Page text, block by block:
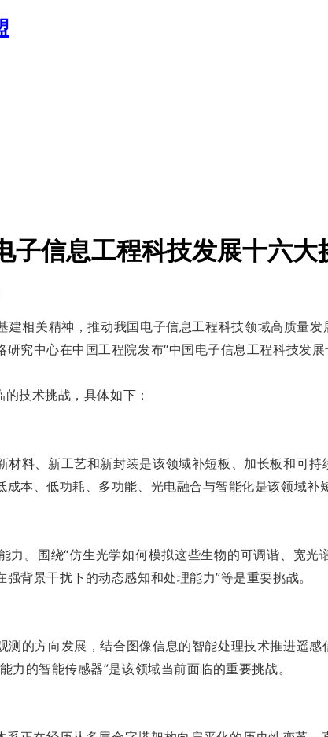
子信息工程科技发展十六大
相关精神，推动我国电子信息工程科技领域高质量
究中心在中国工程院发布“中国电子信息工程科技发
技术挑战，具体如下：
料、新工艺和新封装是该领域补短板、加长板和可
本、低功耗、多功能、光电融合与智能化是该领域补
力。围绕“仿生光学如何模拟这些生物的可调谐、宽
背景干扰下的动态感知和处理能力”等是重要挑战。
的方向发展，结合图像信息的智能处理技术推进遥
的智能传感器”是该领域当前面临的重要挑战。